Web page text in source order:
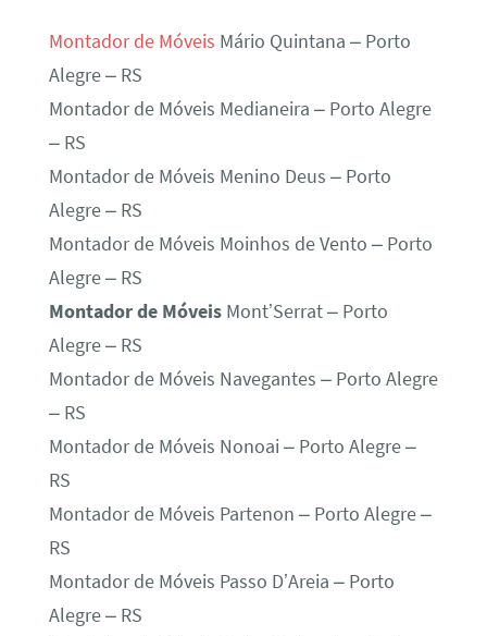
Montador de Móveis Mário Quintana – Porto
Alegre – RS
Montador de Móveis Medianeira – Porto Alegre
– RS
Montador de Móveis Menino Deus – Porto
Alegre – RS
Montador de Móveis Moinhos de Vento – Porto
Alegre – RS
Montador de MóveisMont’Serrat – Porto
Alegre – RS
Montador de Móveis Navegantes – Porto Alegre
– RS
Montador de Móveis Nonoai – Porto Alegre –
RS
Montador de Móveis Partenon – Porto Alegre –
RS
Montador de Móveis Passo D’Areia – Porto
Alegre – RS